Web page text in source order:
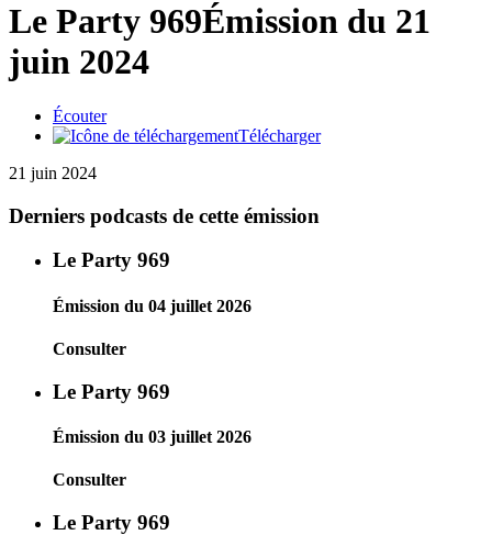
Le Party 969Émission du 21
juin 2024
Écouter
Télécharger
21 juin 2024
Derniers podcasts de cette émission
Le Party 969
Émission du 04 juillet 2026
Consulter
Le Party 969
Émission du 03 juillet 2026
Consulter
Le Party 969